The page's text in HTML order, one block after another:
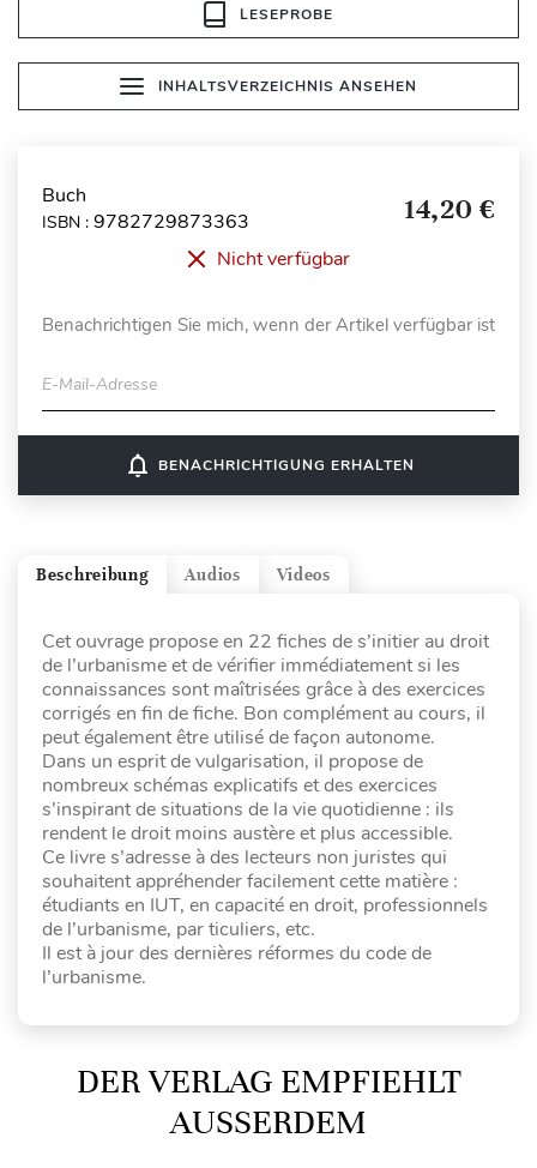
LESEPROBE
INHALTSVERZEICHNIS ANSEHEN
Buch
ISBN : 9782729873363 14,20 €
Nicht verfügbar
Benachrichtigen Sie mich, wenn der Artikel verfügbar ist
E-Mail-Adresse
notifications_none BENACHRICHTIGUNG ERHALTEN
Videos
Audios
Beschreibung
Cet ouvrage propose en 22 fiches de s’initier au droit
de l’urbanisme et de vérifier immédiatement si les
connaissances sont maîtrisées grâce à des exercices
corrigés en fin de fiche. Bon complément au cours, il
peut également être utilisé de façon autonome.
Dans un esprit de vulgarisation, il propose de
nombreux schémas explicatifs et des exercices
s’inspirant de situations de la vie quotidienne : ils
rendent le droit moins austère et plus accessible.
Ce livre s’adresse à des lecteurs non juristes qui
souhaitent appréhender facilement cette matière :
étudiants en IUT, en capacité en droit, professionnels
de l’urbanisme, par ticuliers, etc.
Il est à jour des dernières réformes du code de
l’urbanisme.
DER VERLAG EMPFIEHLT
AUSSERDEM